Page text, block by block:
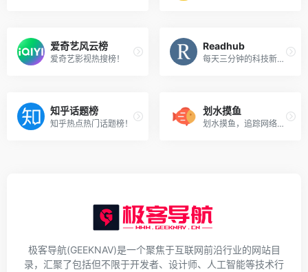
爱奇艺风云榜
爱奇艺影视热搜榜！
Readhub
每天三分钟的科技新闻速览！
知乎话题榜
知乎热点热门话题榜！
划水摸鱼
划水摸鱼，追踪网络热点！
极客导航(GEEKNAV)是一个聚焦于互联网前沿行业的网站目
录，汇聚了包括但不限于开发者、设计师、人工智能等技术行